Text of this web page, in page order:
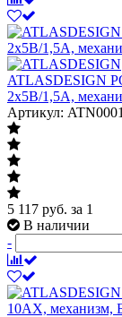
ATLASDESIGN
2х5В/1,5А,
Артикул:
5 117 руб. за 1
В наличии
-